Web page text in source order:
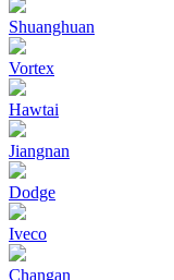
Shuanghuan
Vortex
Hawtai
Jiangnan
Dodge
Iveco
Changan